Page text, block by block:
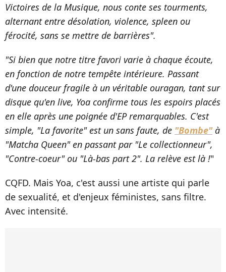
Victoires de la Musique, nous conte ses tourments,
alternant entre désolation, violence, spleen ou
férocité, sans se mettre de barrières".
"Si bien que notre titre favori varie à chaque écoute,
en fonction de notre tempête intérieure. Passant
d'une douceur fragile à un véritable ouragan, tant sur
disque qu'en live, Yoa confirme tous les espoirs placés
en elle après une poignée d'EP remarquables. C'est
simple, "La favorite" est un sans faute, de "Bombe"à
"Matcha Queen" en passant par "Le collectionneur",
"Contre-coeur" ou "Là-bas part 2". La relève est là !"
CQFD. Mais Yoa, c'est aussi une artiste qui parle
de sexualité, et d'enjeux féministes, sans filtre.
Avec intensité.